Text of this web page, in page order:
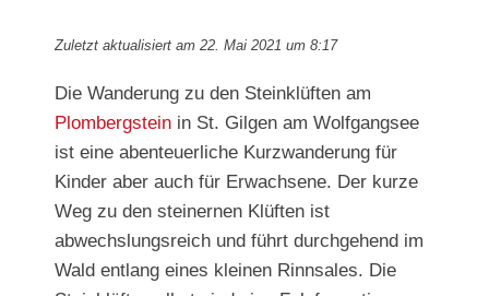
Zuletzt aktualisiert am 22. Mai 2021 um 8:17
Die Wanderung zu den Steinklüften am
Plombergstein in St. Gilgen am Wolfgangsee
ist eine abenteuerliche Kurzwanderung für
Kinder aber auch für Erwachsene. Der kurze
Weg zu den steinernen Klüften ist
abwechslungsreich und führt durchgehend im
Wald entlang eines kleinen Rinnsales. Die